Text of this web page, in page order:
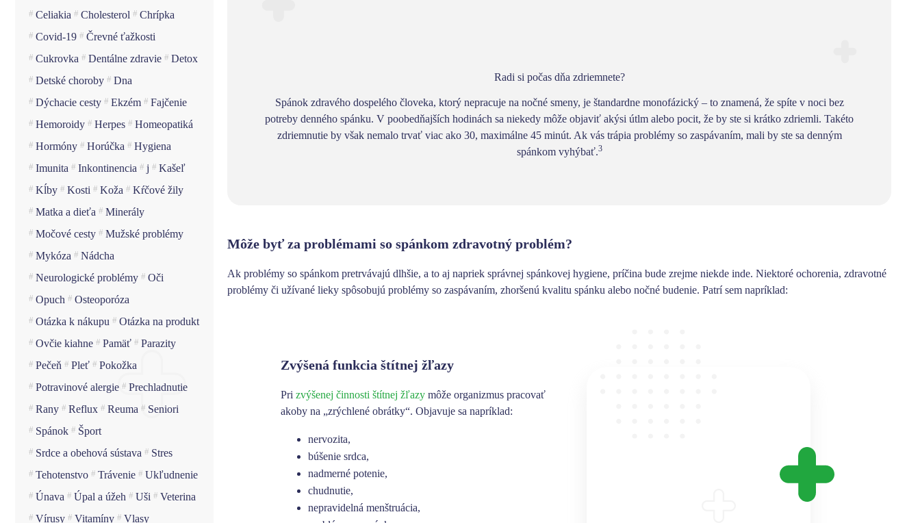
Radi si počas dňa zdriemnete?
Spánok zdravého dospelého človeka, ktorý nepracuje na nočné smeny, je štandardne monofázický – to znamená, že spíte v noci bez
potreby denného spánku. V poobedňajších hodinách sa niekedy môže objaviť akýsi útlm alebo pocit, že by ste si krátko zdriemli. Takéto
zdriemnutie by však nemalo trvať viac ako 30, maximálne 45 minút. Ak vás trápia problémy so zaspávaním, mali by ste sa denným
spánkom vyhýbať.3
Môže byť za problémami so spánkom zdravotný problém?
Ak problémy so spánkom pretrvávajú dlhšie, a to aj napriek správnej spánkovej hygiene, príčina bude zrejme niekde inde. Niektoré ochorenia, zdravotné
problémy či užívané lieky spôsobujú problémy so zaspávaním, zhoršenú kvalitu spánku alebo nočné budenie. Patrí sem napríklad:
Zvýšená funkcia štítnej žľazy
Pri zvýšenej činnosti štítnej žľazymôže organizmus pracovať
akoby na „zrýchlené obrátky“. Objavuje sa napríklad:
nervozita,
búšenie srdca,
nadmerné potenie,
chudnutie,
nepravidelná menštruácia,
Celiakia
Cholesterol
Chrípka
Covid-19
Črevné ťažkosti
Cukrovka
Dentálne zdravie
Detox
Detské choroby
Dna
Dýchacie cesty
Ekzém
Fajčenie
Hemoroidy
Herpes
Homeopatiká
Hormóny
Horúčka
Hygiena
Imunita
Inkontinencia j
Kašeľ
Kĺby
Kosti Koža
Kŕčové žily
Matka a dieťa
Minerály
Močové cesty
Mužské problémy
Mykóza
Nádcha
Neurologické problémy
Oči
Opuch
Osteoporóza
Otázka k nákupu
Otázka na produkt
Ovčie kiahne
Pamäť
Parazity
Pečeň
Pleť
Pokožka
Potravinové alergie
Prechladnutie
Rany
Reflux Reuma
Seniori
Spánok
Šport
Srdce a obehová sústava
Stres
Tehotenstvo
Trávenie
Ukľudnenie
Únava
Úpal a úžeh Uši
Veterina
Vírusy
Vitamíny Vlasy